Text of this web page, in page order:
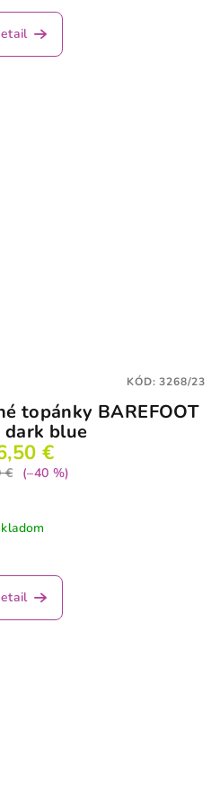
topánky BAREFOOT
dark blue
€
€
(–40 %)
KÓD:3268/23